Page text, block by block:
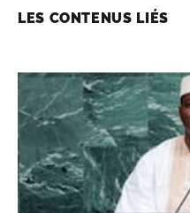
LES CONTENUS LIÉS